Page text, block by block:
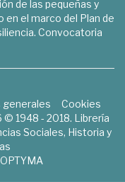
de las pequeñas y
el marco del Plan de
Convocatoria
generales
Cookies
© 1948 - 2018. Librería
Sociales, Historia y
OPTYMA